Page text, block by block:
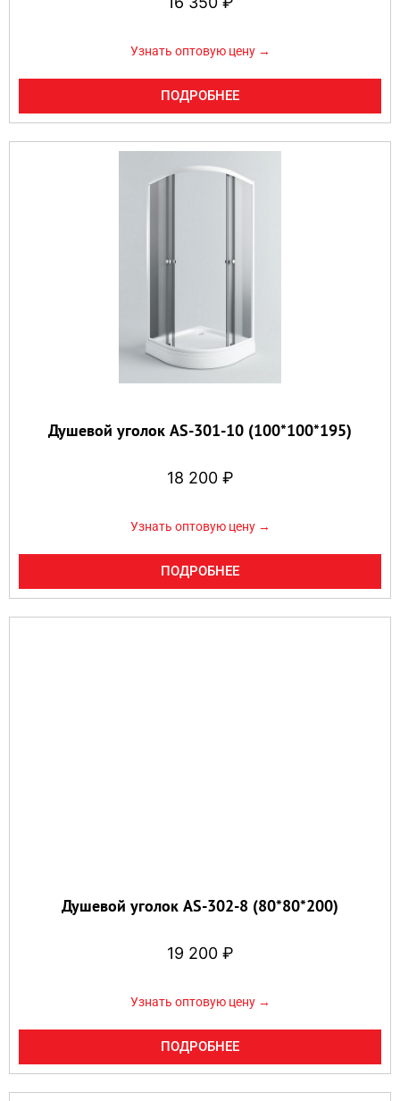
Узнать оптовую цену →
ПОДРОБНЕЕ
Душевой уголок AS-301-10 (100*100*195)
18 200 ₽
Узнать оптовую цену →
ПОДРОБНЕЕ
Душевой уголок AS-302-8 (80*80*200)
19 200 ₽
Узнать оптовую цену →
ПОДРОБНЕЕ